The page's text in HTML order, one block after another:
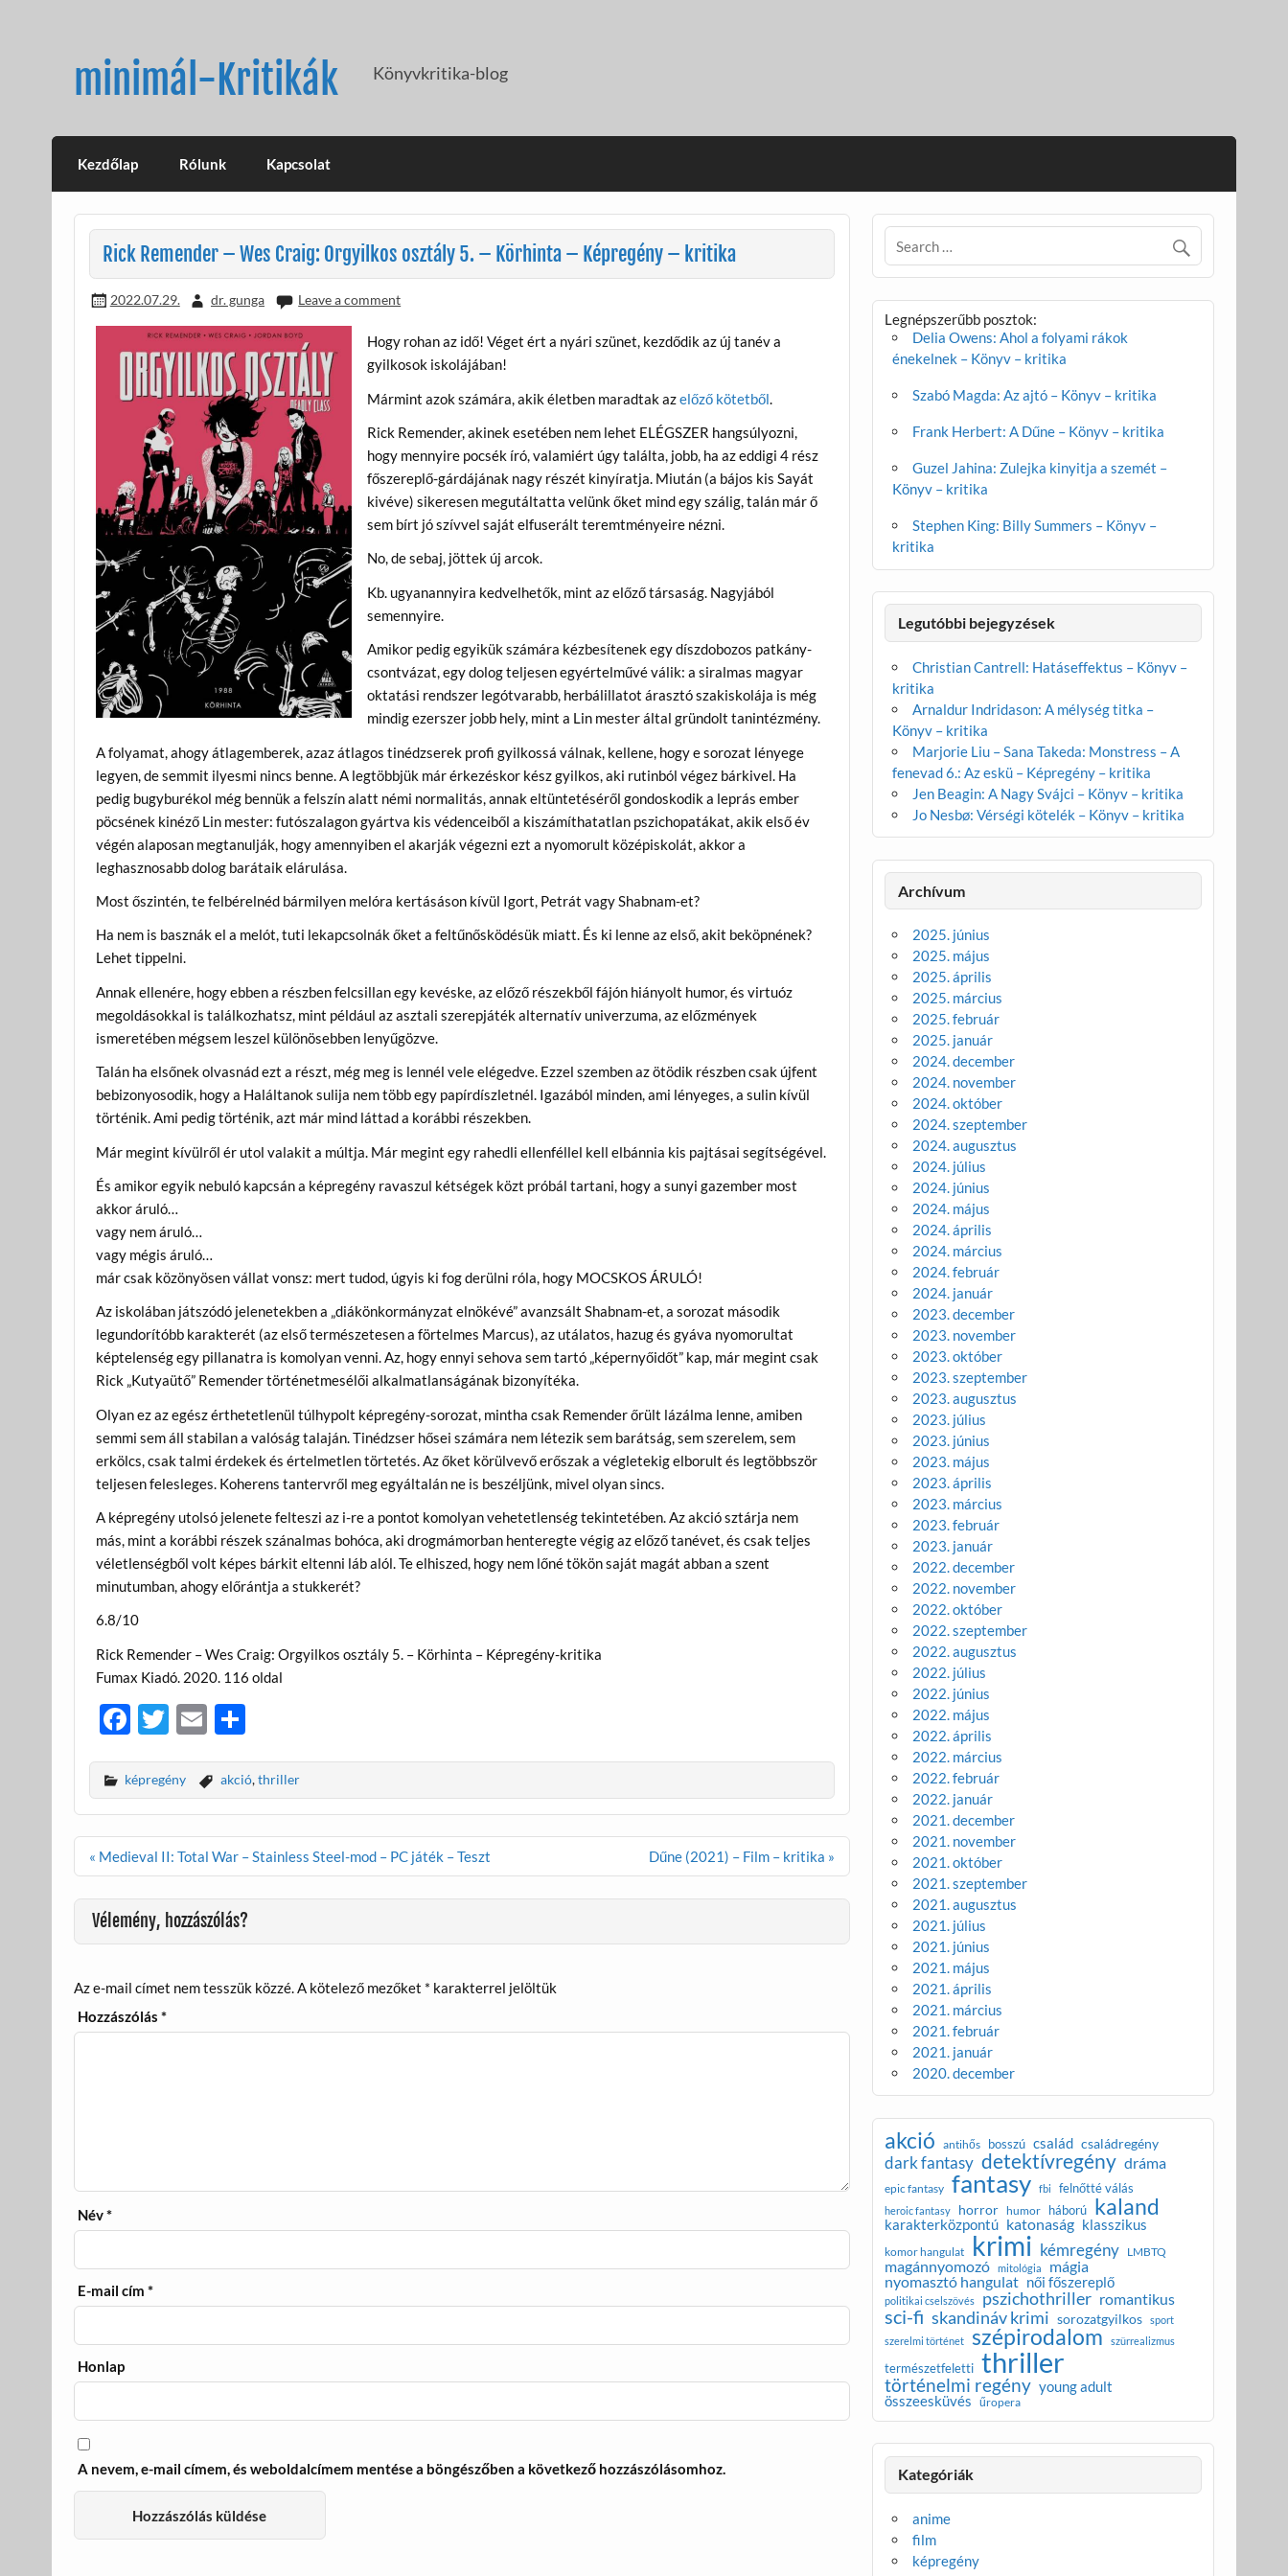
minimál-Kritikák Könyvkritika-blog
Kezdőlap Rólunk Kapcsolat
Rick Remender – Wes Craig: Orgyilkos osztály 5. – Körhinta – Képregény – kritika
2022.07.29. dr. gunga Leave a comment
Hogy rohan az idő! Véget ért a nyári szünet, kezdődik az új tanév a
gyilkosok iskolájában!
Mármint azok számára, akik életben maradtak azelőző kötetből.
Rick Remender, akinek esetében nem lehet ELÉGSZER hangsúlyozni,
hogy mennyire pocsék író, valamiért úgy találta, jobb, ha az eddigi 4 rész
főszereplő-gárdájának nagy részét kinyíratja. Miután (a bájos kis Sayát
kivéve) sikeresen megutáltatta velünk őket mind egy szálig, talán már ő
sem bírt jó szívvel saját elfuserált teremtményeire nézni.
No, de sebaj, jöttek új arcok.
Kb. ugyanannyira kedvelhetők, mint az előző társaság. Nagyjából
semennyire.
Amikor pedig egyikük számára kézbesítenek egy díszdobozos patkány-
csontvázat, egy dolog teljesen egyértelművé válik: a siralmas magyar
oktatási rendszer legótvarabb, herbálillatot árasztó szakiskolája is még
mindig ezerszer jobb hely, mint a Lin mester által gründolt tanintézmény.
A folyamat, ahogy átlagemberek, azaz átlagos tinédzserek profi gyilkossá válnak, kellene, hogy e sorozat lényege
legyen, de semmit ilyesmi nincs benne. A legtöbbjük már érkezéskor kész gyilkos, aki rutinból végez bárkivel. Ha
pedig bugyburékol még bennük a felszín alatt némi normalitás, annak eltüntetéséről gondoskodik a leprás ember
pöcsének kinéző Lin mester: futószalagon gyártva kis védenceiből a kiszámíthatatlan pszichopatákat, akik első év
végén alaposan megtanulják, hogy amennyiben el akarják végezni ezt a nyomorult középiskolát, akkor a
leghasznosabb dolog barátaik elárulása.
Most őszintén, te felbérelnéd bármilyen melóra kertásáson kívül Igort, Petrát vagy Shabnam-et?
Ha nem is basznák el a melót, tuti lekapcsolnák őket a feltűnősködésük miatt. És ki lenne az első, akit beköpnének?
Lehet tippelni.
Annak ellenére, hogy ebben a részben felcsillan egy kevéske, az előző részekből fájón hiányolt humor, és virtuóz
megoldásokkal is találkozhatsz, mint például az asztali szerepjáték alternatív univerzuma, az előzmények
ismeretében mégsem leszel különösebben lenyűgözve.
Talán ha elsőnek olvasnád ezt a részt, még meg is lennél vele elégedve. Ezzel szemben az ötödik részben csak újfent
bebizonyosodik, hogy a Haláltanok sulija nem több egy papírdíszletnél. Igazából minden, ami lényeges, a sulin kívül
történik. Ami pedig történik, azt már mind láttad a korábbi részekben.
Már megint kívülről ér utol valakit a múltja. Már megint egy rahedli ellenféllel kell elbánnia kis pajtásai segítségével.
És amikor egyik nebuló kapcsán a képregény ravaszul kétségek közt próbál tartani, hogy a sunyi gazember most
akkor áruló…
vagy nem áruló…
vagy mégis áruló…
már csak közönyösen vállat vonsz: mert tudod, úgyis ki fog derülni róla, hogy MOCSKOS ÁRULÓ!
Az iskolában játszódó jelenetekben a „diákönkormányzat elnökévé” avanzsált Shabnam-et, a sorozat második
legundorítóbb karakterét (az első természetesen a förtelmes Marcus), az utálatos, hazug és gyáva nyomorultat
képtelenség egy pillanatra is komolyan venni. Az, hogy ennyi sehova sem tartó „képernyőidőt” kap, már megint csak
Rick „Kutyaütő” Remender történetmesélői alkalmatlanságának bizonyítéka.
Olyan ez az egész érthetetlenül túlhypolt képregény-sorozat, mintha csak Remender őrült lázálma lenne, amiben
semmi sem áll stabilan a valóság talaján. Tinédzser hősei számára nem létezik sem barátság, sem szerelem, sem
erkölcs, csak talmi érdekek és értelmetlen törtetés. Az őket körülvevő erőszak a végletekig elborult és legtöbbször
teljesen felesleges. Koherens tantervről meg egyáltalán ne is beszéljünk, mivel olyan sincs.
A képregény utolsó jelenete felteszi az i-re a pontot komolyan vehetetlenség tekintetében. Az akció sztárja nem
más, mint a korábbi részek szánalmas bohóca, aki drogmámorban henteregte végig az előző tanévet, és csak teljes
véletlenségből volt képes bárkit eltenni láb alól. Te elhiszed, hogy nem lőné tökön saját magát abban a szent
minutumban, ahogy előrántja a stukkerét?
6.8/10
Rick Remender – Wes Craig: Orgyilkos osztály 5. – Körhinta – Képregény-kritika
Fumax Kiadó. 2020. 116 oldal
F
e
b
o
o
k
T
itt
er
E
ail za
m
e
g
képregény akció,thriller
Bejegyzés
« Medieval II: Total War – Stainless Steel-mod – PC játék – Teszt Dűne (2021) – Film – kritika »
Vélemény, hozzászólás?
Az e-mail címet nem tesszük közzé.A kötelező mezőket * karakterrel jelöltük
Hozzászólás*
Név*
E-mail cím*
Honlap
A nevem, e-mail címem, és weboldalcímem mentése a böngészőben a következő hozzászólásomhoz.
Legnépszerűbb posztok:
Delia Owens: Ahol a folyami rákok
énekelnek – Könyv – kritika
Szabó Magda: Az ajtó – Könyv – kritika
Frank Herbert: A Dűne – Könyv – kritika
Guzel Jahina: Zulejka kinyitja a szemét –
Könyv – kritika
Stephen King: Billy Summers – Könyv –
kritika
Legutóbbi bejegyzések
Christian Cantrell: Hatáseffektus – Könyv –
kritika
Arnaldur Indridason: A mélység titka –
Könyv – kritika
Marjorie Liu – Sana Takeda: Monstress – A
fenevad 6.: Az eskü – Képregény – kritika
Jen Beagin: A Nagy Svájci – Könyv – kritika
Jo Nesbø: Vérségi kötelék – Könyv – kritika
Archívum
2025. június
2025. május
2025. április
2025. március
2025. február
2025. január
2024. december
2024. november
2024. október
2024. szeptember
2024. augusztus
2024. július
2024. június
2024. május
2024. április
2024. március
2024. február
2024. január
2023. december
2023. november
2023. október
2023. szeptember
2023. augusztus
2023. július
2023. június
2023. május
2023. április
2023. március
2023. február
2023. január
2022. december
2022. november
2022. október
2022. szeptember
2022. augusztus
2022. július
2022. június
2022. május
2022. április
2022. március
2022. február
2022. január
2021. december
2021. november
2021. október
2021. szeptember
2021. augusztus
2021. július
2021. június
2021. május
2021. április
2021. március
2021. február
2021. január
2020. december
akció antihős bosszú család családregény
dark fantasy detektívregény dráma
epic fantasy fantasy fbi felnőtté válás
heroic fantasy horror humor háború kaland
karakterközpontú katonaság klasszikus
komor hangulat krimi kémregény LMBTQ
magánnyomozó mitológia mágia
nyomasztó hangulat női főszereplő
politikai cselszövés pszichothriller romantikus
sci-fi skandináv krimi sorozatgyilkos
sport
szerelmi történet
szépirodalom szürrealizmus
természetfeletti thriller
történelmi regény young adult
összeesküvés
űropera
Kategóriák
anime
film
képregény